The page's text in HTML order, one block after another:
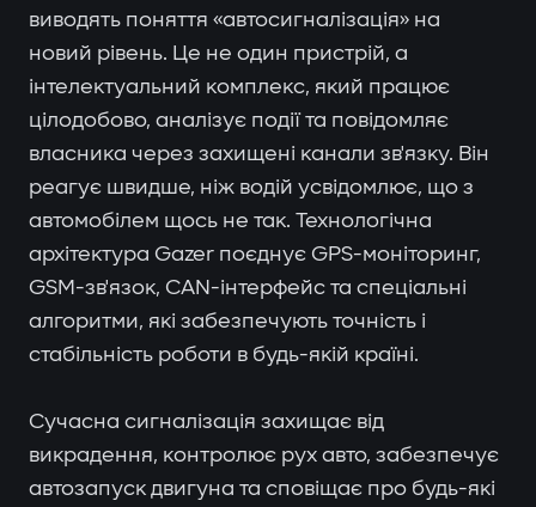
виводять поняття «автосигналізація» на
новий рівень. Це не один пристрій, а
інтелектуальний комплекс, який працює
цілодобово, аналізує події та повідомляє
власника через захищені канали зв'язку. Він
реагує швидше, ніж водій усвідомлює, що з
автомобілем щось не так. Технологічна
архітектура Gazer поєднує GPS-моніторинг,
GSM-зв'язок, CAN-інтерфейс та спеціальні
алгоритми, які забезпечують точність і
стабільність роботи в будь-якій країні.
Сучасна сигналізація захищає від
викрадення, контролює рух авто, забезпечує
автозапуск двигуна та сповіщає про будь-які